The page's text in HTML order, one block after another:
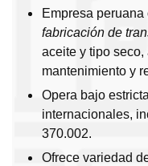
Empresa
fabricación de
aceite y tipo
mantenimiento y
Opera bajo
internacionales,
370.002.
Ofrece variedad